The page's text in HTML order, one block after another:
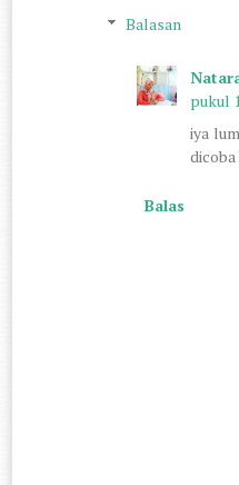
Balasan
pukul
iya
dicoba
Balas